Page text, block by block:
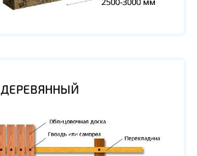
ДЕРЕВЯННЫЙ